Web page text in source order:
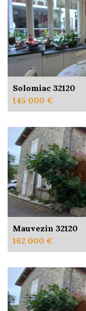
Solomiac 32120
145 000 €
Mauvezin 32120
162 000 €